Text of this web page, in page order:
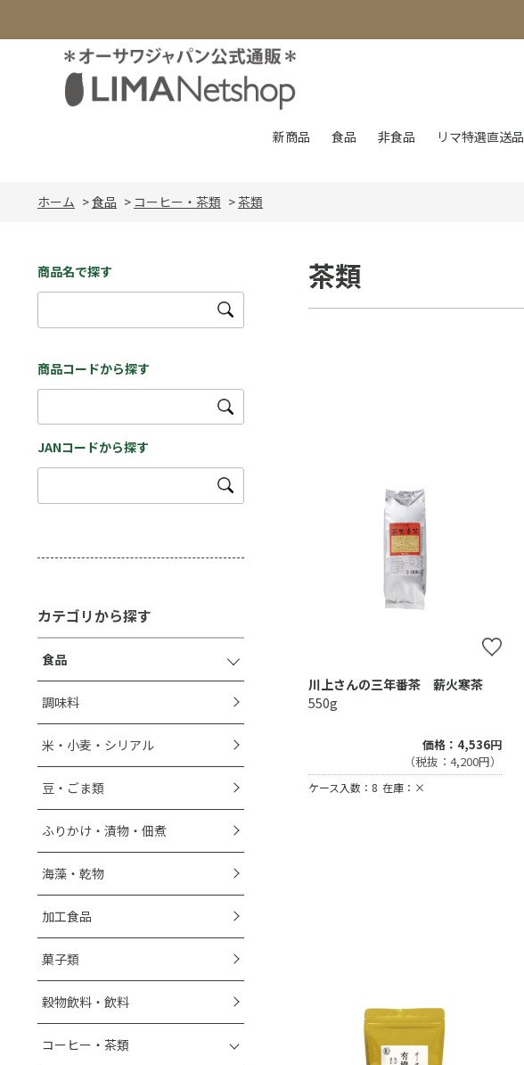
新商品 食品 非食品 リマ特選直送品
ホーム >食品 > コーヒー・茶類 >茶類
商品名で探す
商品コードから探す
JANコードから探す
カテゴリから探す
食品
調味料
米・小麦・シリアル
豆・ごま類
ふりかけ・漬物・佃煮
海藻・乾物
加工食品
菓子類
穀物飲料・飲料
コーヒー・茶類
茶類
川上さんの三年番茶 薪火寒茶
550g
価格：4,536円
（税抜：4,200円）
ケース入数：8 在庫：×